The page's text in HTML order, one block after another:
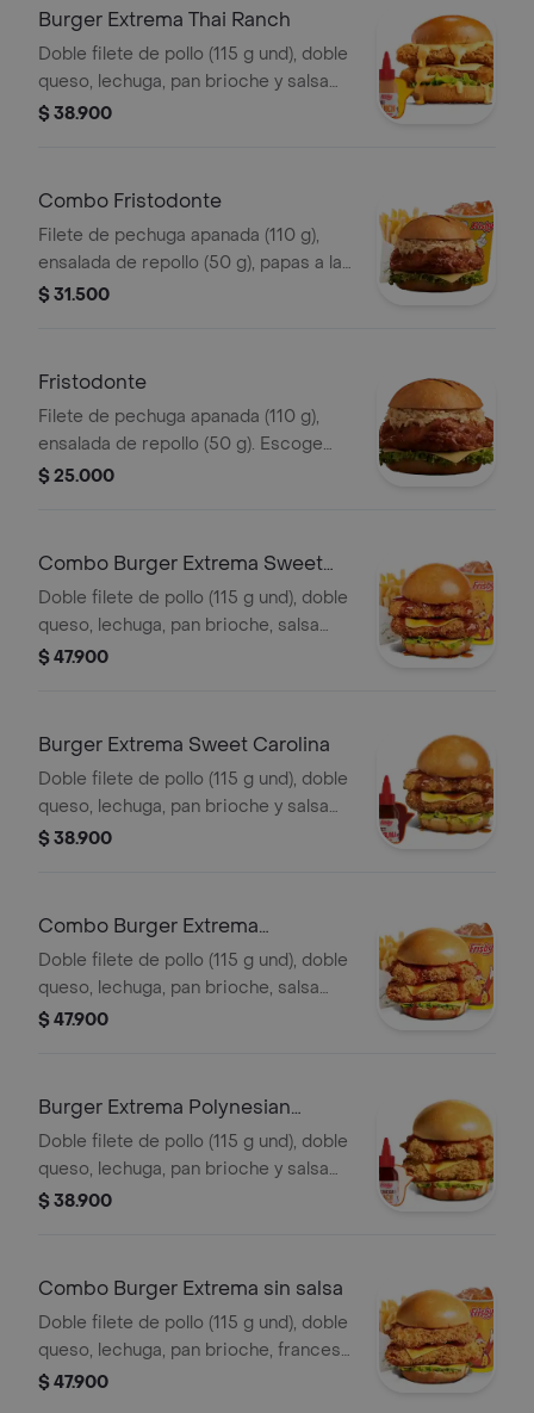
Burger Extrema Thai Ranch
Doble filete de pollo (115 g und), doble
queso, lechuga, pan brioche y salsa
Thai ranch
$ 38.900
Combo Fristodonte
Filete de pechuga apanada (110 g),
ensalada de repollo (50 g), papas a la
francesa mediana (60 g) y gaseosa
$ 31.500
Fristodonte
Filete de pechuga apanada (110 g),
ensalada de repollo (50 g). Escoge
entre salsa búfalo sriracha, BBQ, salsa
$ 25.000
Combo Burger Extrema Sweet
Carolina
Doble filete de pollo (115 g und), doble
queso, lechuga, pan brioche, salsa
sweet Carolina,francesa mediana (60
$ 47.900
Burger Extrema Sweet Carolina
Doble filete de pollo (115 g und), doble
queso, lechuga, pan brioche y salsa
sweet Carolina
$ 38.900
Combo Burger Extrema
Polynesian Beach
Doble filete de pollo (115 g und), doble
queso, lechuga, pan brioche, salsa
Polynesian beach, francesa mediana
$ 47.900
Burger Extrema Polynesian
Beach
Doble filete de pollo (115 g und), doble
queso, lechuga, pan brioche y salsa
Polynesian beach
$ 38.900
Combo Burger Extrema sin salsa
Doble filete de pollo (115 g und), doble
queso, lechuga, pan brioche, francesa
mediana (60 g) y gaseosa (325 ml)
$ 47.900